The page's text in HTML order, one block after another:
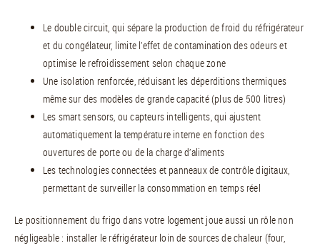
Le double circuit, qui sépare la production de froid du réfrigérateur
et du congélateur, limite l’effet de contamination des odeurs et
optimise le refroidissement selon chaque zone
Une isolation renforcée, réduisant les déperditions thermiques
même sur des modèles de grande capacité (plus de 500 litres)
Les smart sensors, ou capteurs intelligents, qui ajustent
automatiquement la température interne en fonction des
ouvertures de porte ou de la charge d’aliments
Les technologies connectées et panneaux de contrôle digitaux,
permettant de surveiller la consommation en temps réel
Le positionnement du frigo dans votre logement joue aussi un rôle non
négligeable : installer le réfrigérateur loin de sources de chaleur (four,